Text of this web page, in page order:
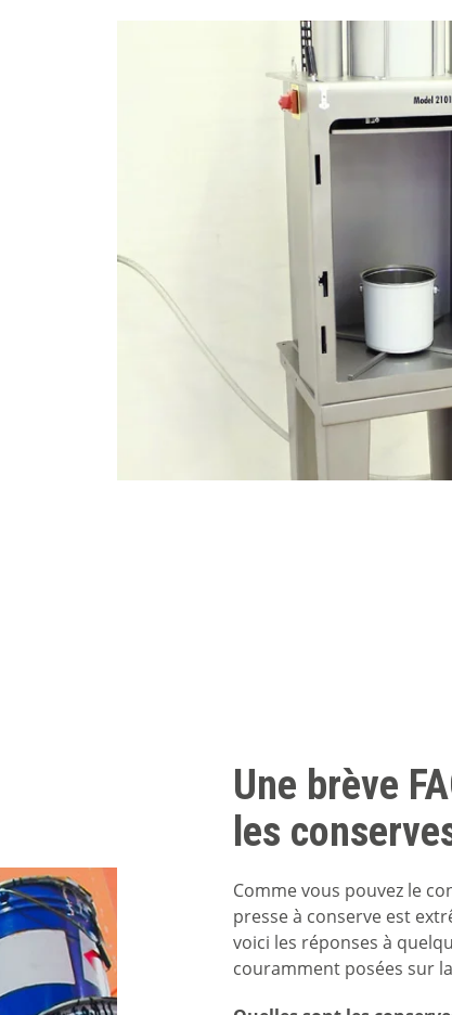
Une brève
les
Comme vous pouvez le
presse à conserve est
voici les réponses à
couramment posées sur